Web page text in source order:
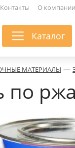
Контакты О компании
Каталог
МАТЕРИАЛЫ —
по